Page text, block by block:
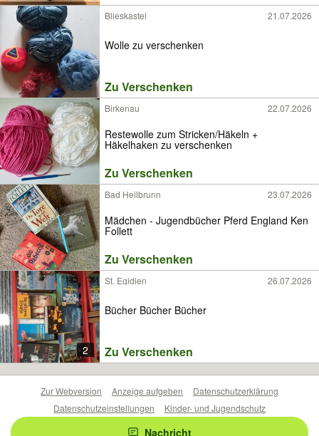
Blieskastel 21.07.2026
Wolle zu verschenken
Zu Verschenken
Birkenau 22.07.2026
Restewolle zum Stricken/Häkeln +
Häkelhaken zu verschenken
Zu Verschenken
Bad Heilbrunn 23.07.2026
Mädchen - Jugendbücher Pferd England Ken
Follett
Zu Verschenken
2
St. Egidien 26.07.2026
Bücher Bücher Bücher
Zu Verschenken
Nachricht
Zur Webversion Anzeige aufgeben
Datenschutzerklärung
Datenschutzeinstellungen
Kinder- und Jugendschutz
Barrierefreiheitserklärung